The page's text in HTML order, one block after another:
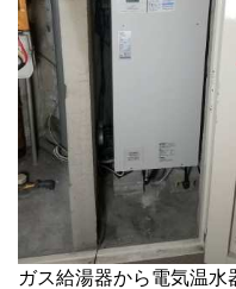
ガス給湯器から電気温水